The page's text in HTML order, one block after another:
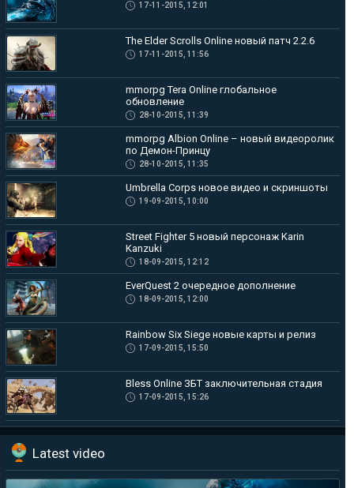
17-11-2015, 12:01
The Elder Scrolls Online новый патч 2.2.6
17-11-2015, 11:56
mmorpg Tera Online глобальное
обновление
28-10-2015, 11:39
mmorpg Albion Online – новый видеоролик
по Демон-Принцу
28-10-2015, 11:35
Umbrella Corps новое видео и скриншоты
19-09-2015, 10:00
Street Fighter 5 новый персонаж Karin
Kanzuki
18-09-2015, 12:12
EverQuest 2 очередное дополнение
18-09-2015, 12:00
Rainbow Six Siege новые карты и релиз
17-09-2015, 15:50
Bless Online ЗБТ заключительная стадия
17-09-2015, 15:26
Latest video